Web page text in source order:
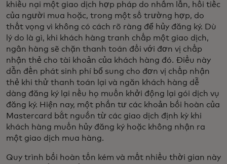
khiếu nại một giao dịch hợp pháp do nhầm lẫn, hối tiếc
của người mua hoặc, trong một số trường hợp, do
thất vọng vì không có cách rõ ràng để hủy đăng ký. Dù
lý do là gì, khi khách hàng tranh chấp một giao dịch,
ngân hàng sẽ chặn thanh toán đối với đơn vị chấp
nhận thẻ cho tài khoản của khách hàng đó. Điều này
dẫn đến phát sinh phí bổ sung cho đơn vị chấp nhận
thẻ khi thử thanh toán lại và ngăn khách hàng dễ
dàng đăng ký lại nếu họ muốn khởi động lại gói dịch vụ
đăng ký. Hiện nay, một phần tư các khoản bồi hoàn của
Mastercard bắt nguồn từ các giao dịch định kỳ khi
khách hàng muốn hủy đăng ký hoặc không nhận ra
một giao dịch mua hàng.
Quy trình bồi hoàn tốn kém và mất nhiều thời gian này